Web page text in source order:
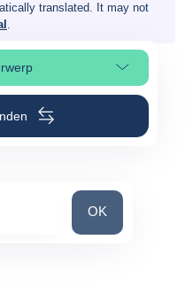
translated. It may not
.
paginasectie
Zoek een land
OK